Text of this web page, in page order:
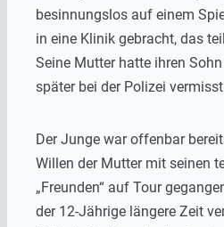
besinnungslos auf einem
in eine Klinik gebracht, das
Seine Mutter hatte ihren
später bei der Polizei
Der Junge war offenbar
Willen der Mutter mit seinen
„Freunden“ auf Tour
der 12-Jährige längere Zeit